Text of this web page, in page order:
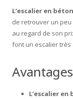
Escalier béton
Escalier granito
Finitions pour
L’escalier en béton
de retrouver un
au regard de son
font un escalier très
L’escalier en